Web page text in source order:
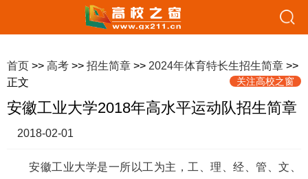
首页 >> 高考 >> 招生简章 >> 2024年体育特长生招生简章 >>
正文
关注高校之窗
安徽工业大学2018年高水平运动队招生简章
2018-02-01
安徽工业大学是一所以工为主，工、理、经、管、文、